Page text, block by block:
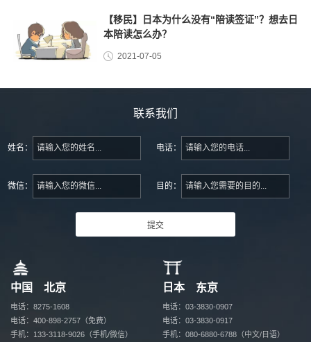
【移民】日本为什么没有“陪读签证”？想去日
本陪读怎么办？
2021-07-05
联系我们
姓名： 电话：
微信： 目的：
中国 北京
电话：8275-1608
电话：400-898-2757（免费）
手机：133-3118-9026（手机/微信）
日本 东京
电话：03-3830-0907
电话：03-3830-0917
手机：080-6880-6788（中文/日语）